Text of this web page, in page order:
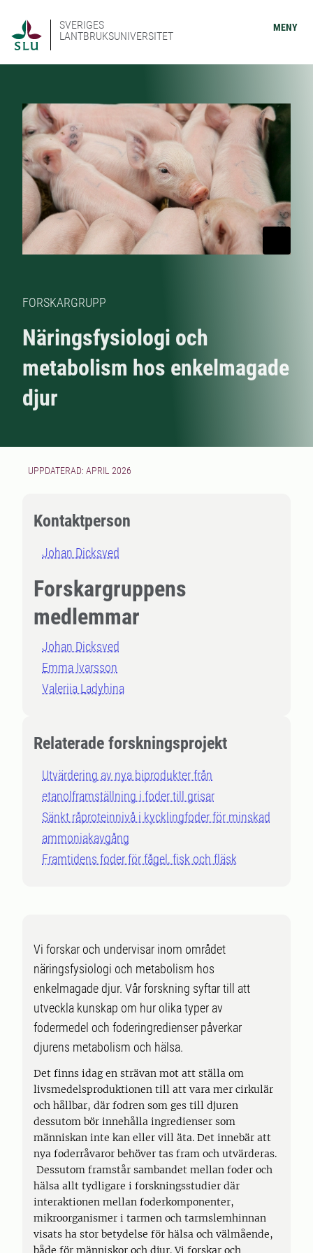
SVERIGES
LANTBRUKSUNIVERSITET
MENY
FORSKARGRUPP
Näringsfysiologi och
metabolism hos enkelmagade
djur
UPPDATERAD: APRIL 2026
Kontaktperson
Johan Dicksved
Forskargruppens
medlemmar
Johan Dicksved
Emma Ivarsson
Valeriia Ladyhina
Relaterade forskningsprojekt
Utvärdering av nya biprodukter från
etanolframställning i foder till grisar
Sänkt råproteinnivå i kycklingfoder för minskad
ammoniakavgång
Framtidens foder för fågel, fisk och fläsk
Vi forskar och undervisar inom området
näringsfysiologi och metabolism hos
enkelmagade djur. Vår forskning syftar till att
utveckla kunskap om hur olika typer av
fodermedel och foderingredienser påverkar
djurens metabolism och hälsa.
Det finns idag en strävan mot att ställa om
livsmedelsproduktionen till att vara mer cirkulär
och hållbar, där fodren som ges till djuren
dessutom bör innehålla ingredienser som
människan inte kan eller vill äta. Det innebär att
nya foderråvaror behöver tas fram och utvärderas.
Dessutom framstår sambandet mellan foder och
hälsa allt tydligare i forskningsstudier där
interaktionen mellan foderkomponenter,
mikroorganismer i tarmen och tarmslemhinnan
visats ha stor betydelse för hälsa och välmående,
både för människor och djur. Vi forskar och